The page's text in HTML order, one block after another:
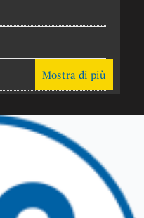
Mostra di più